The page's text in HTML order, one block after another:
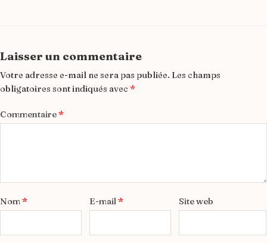
Laisser un commentaire
Votre adresse e-mail ne sera pas publiée. Les champs
obligatoires sont indiqués avec *
Commentaire*
Nom* E-mail* Site web